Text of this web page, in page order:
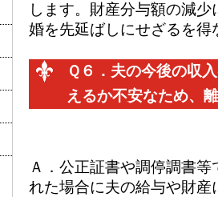
します。財産分与額の減
婚を先延ばしにせざるを得
Ｑ６． 夫の今後の収
えるか不安なため、
Ａ． 公正証書や調停調書等
れた場合に夫の給与や財